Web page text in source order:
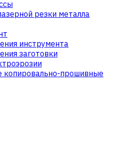
резки металла
инструмента
заготовки
копировально-прошивные